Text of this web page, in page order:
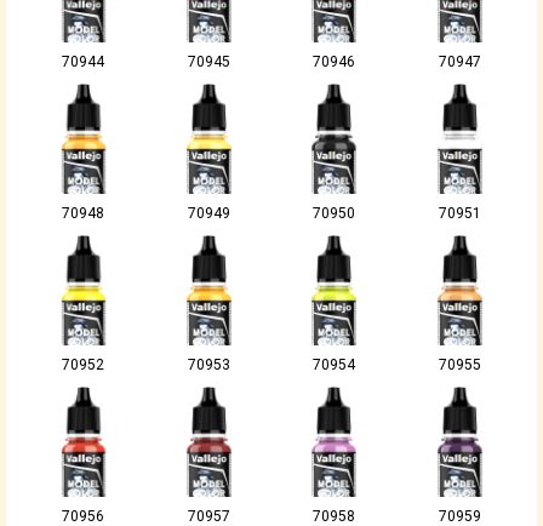
70944 70945 70946 70947
70948 70949 70950 70951
70952 70953 70954 70955
70956 70957 70958 70959